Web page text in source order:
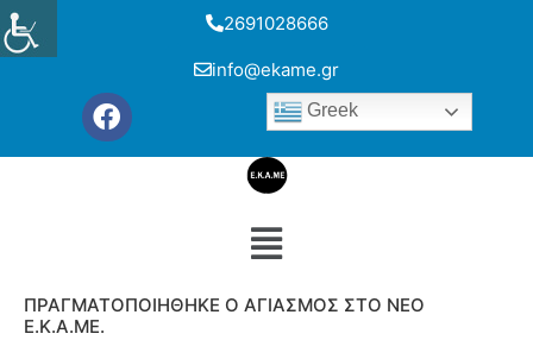
2691028666
info@ekame.gr
Greek
ΠΡΑΓΜΑΤΟΠΟΙΗΘΗΚΕ Ο ΑΓΙΑΣΜΟΣ ΣΤΟ ΝΕΟ
Ε.Κ.Α.ΜΕ.